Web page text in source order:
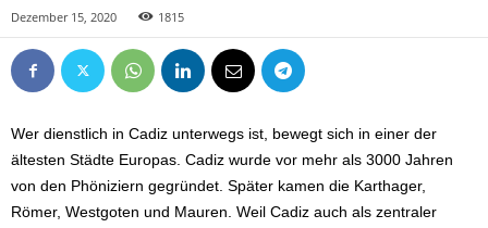
Dezember 15, 2020 1815
Wer dienstlich in Cadiz unterwegs ist, bewegt sich in einer der
ältesten Städte Europas. Cadiz wurde vor mehr als 3000 Jahren
von den Phöniziern gegründet. Später kamen die Karthager,
Römer, Westgoten und Mauren. Weil Cadiz auch als zentraler